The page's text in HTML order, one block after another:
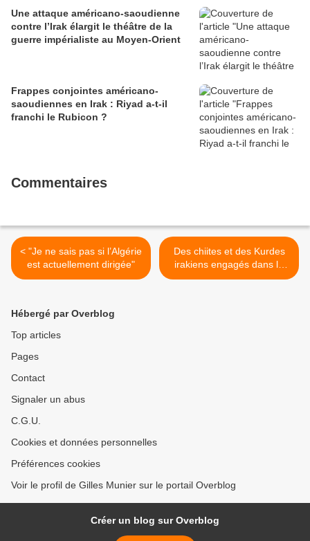
Une attaque américano-saoudienne
contre l’Irak élargit le théâtre de la
guerre impérialiste au Moyen-Orient
Frappes conjointes américano-
saoudiennes en Irak : Riyad a-t-il
franchi le Rubicon ?
Commentaires
< "Je ne sais pas si l’Algérie
est actuellement dirigée"
Des chiites et des Kurdes
irakiens engagés dans la
guerre civile en Syrie >
Hébergé par Overblog
Top articles
Pages
Contact
Signaler un abus
C.G.U.
Cookies et données personnelles
Préférences cookies
Voir le profil de Gilles Munier sur le portail Overblog
Créer un blog sur Overblog